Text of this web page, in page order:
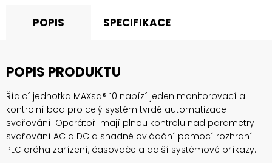
POPIS SPECIFIKACE
POPIS PRODUKTU
Řídicí jednotka MAXsa® 10 nabízí jeden monitorovací a
kontrolní bod pro celý systém tvrdé automatizace
svařování. Operátoři mají plnou kontrolu nad parametry
svařování AC a DC a snadné ovládání pomocí rozhraní
PLC dráha zařízení, časovače a další systémové příkazy.